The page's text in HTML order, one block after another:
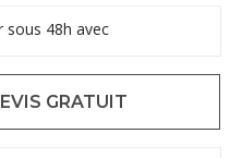
sous 48h avec
GRATUIT